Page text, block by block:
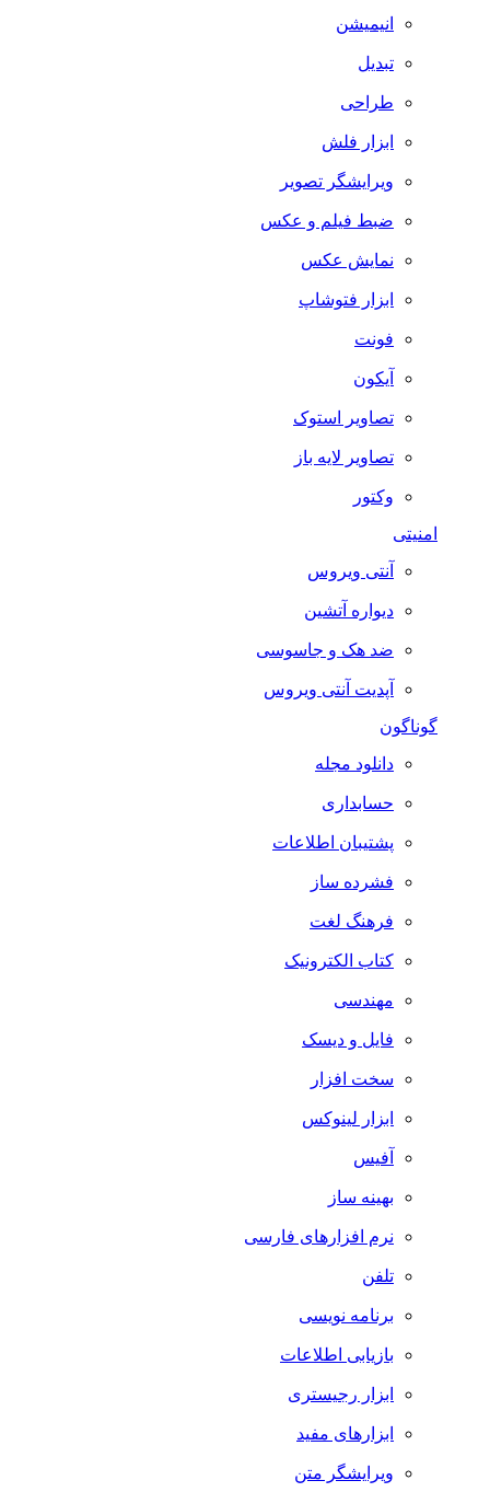
انیمیشن
تبدیل
طراحی
ابزار فلش
ویرایشگر تصویر
ضبط فيلم و عكس
نمایش عکس
ابزار فتوشاپ
فونت
آیکون
تصاویر استوک
تصاویر لایه باز
وکتور
امنیتی
آنتی ویروس
دیواره آتشین
ضد هک و جاسوسی
آپدیت آنتی ویروس
گوناگون
دانلود مجله
حسابداری
پشتیبان اطلاعات
فشرده ساز
فرهنگ لغت
کتاب الکترونیک
مهندسی
فایل و دیسک
سخت افزار
ابزار لینوکس
آفیس
بهینه ساز
نرم افزارهای فارسی
تلفن
برنامه نویسی
بازیابی اطلاعات
ابزار رجیستری
ابزارهای مفید
ویرایشگر متن